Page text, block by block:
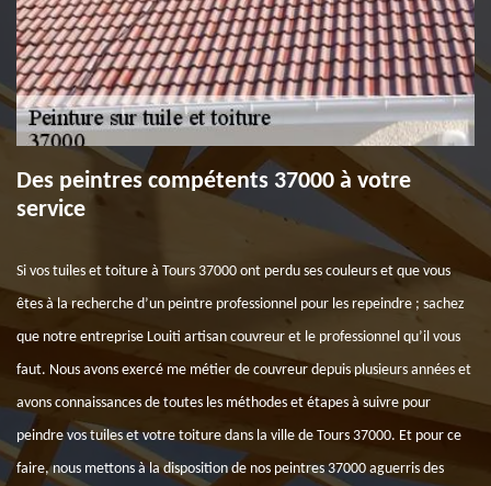
Des peintres compétents 37000 à votre
service
Si vos tuiles et toiture à Tours 37000 ont perdu ses couleurs et que vous
êtes à la recherche d’un peintre professionnel pour les repeindre ; sachez
que notre entreprise Louiti artisan couvreur et le professionnel qu’il vous
faut. Nous avons exercé me métier de couvreur depuis plusieurs années et
avons connaissances de toutes les méthodes et étapes à suivre pour
peindre vos tuiles et votre toiture dans la ville de Tours 37000. Et pour ce
faire, nous mettons à la disposition de nos peintres 37000 aguerris des